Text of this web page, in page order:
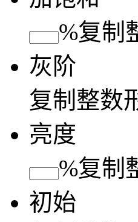
%复制
灰阶
复制 整数
亮度
%复制
初始